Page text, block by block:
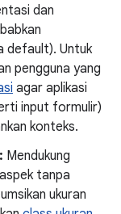
dan
default). Untuk
pengguna yang
agar aplikasi
input formulir)
konteks.
Mendukung
tanpa
ukuran